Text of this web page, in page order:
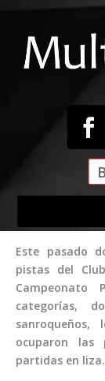
Reproductor
Este pasado
pistas del
categorías,
ocuparon las
partidas en liza.